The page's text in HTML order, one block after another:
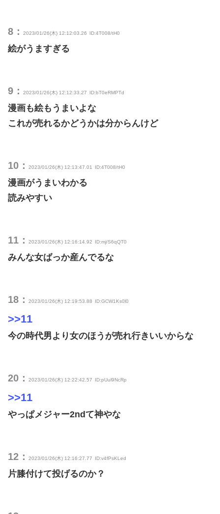
8： 2023/01/26(木) 12:12:03.26 ID:4T008/tH0
絵がうますぎる
9： 2023/01/26(木) 12:12:33.27 ID:bT0eRMPTd
漫画も絵もうまいよな
これが売れるかどうかは分からんけど
10： 2023/01/26(木) 12:13:47.01 ID:4T008/tH0
漫画がうまいわかる
読みやすい
11： 2023/01/26(木) 12:16:14.92 ID:mj/S6qQT0
みんな女ばっか産んでるな
18： 2023/01/26(木) 12:19:53.88 ID:GCW1Ks0l0
>>11
今の時代男より女のほうが売れ行きいいからな
20： 2023/01/26(木) 12:22:42.57 ID:pUul9NcRp
>>11
やっぱメジャー2ndて神やな
12： 2023/01/26(木) 12:16:27.77 ID:v4fPsKLed
片膝付けて投げるのか？